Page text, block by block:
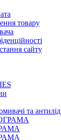
товару
сайту
та антилід